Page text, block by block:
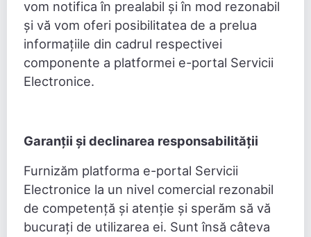
vom notifica în prealabil și în mod rezonabil
și vă vom oferi posibilitatea de a prelua
informațiile din cadrul respectivei
componente a platformei e-portal Servicii
Electronice.
Garanții și declinarea responsabilității
Furnizăm platforma e-portal Servicii
Electronice la un nivel comercial rezonabil
de competență și atenție și sperăm să vă
bucurați de utilizarea ei. Sunt însă câteva